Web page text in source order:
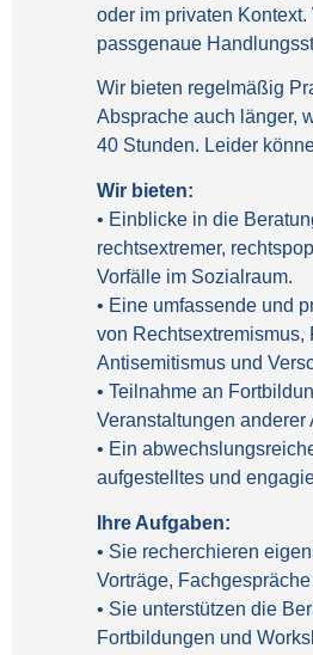
oder im privaten
passgenaue
Wir bieten regelmäßig
Absprache auch länger,
40 Stunden. Leider
Wir bieten:
• Einblicke in die
rechtsextremer,
Vorfälle im Sozialraum.
• Eine umfassende und
von
Antisemitismus und
• Teilnahme an
Veranstaltungen anderer
• Ein
aufgestelltes und
Ihre Aufgaben:
• Sie recherchieren
Vorträge,
• Sie unterstützen die
Fortbildungen und